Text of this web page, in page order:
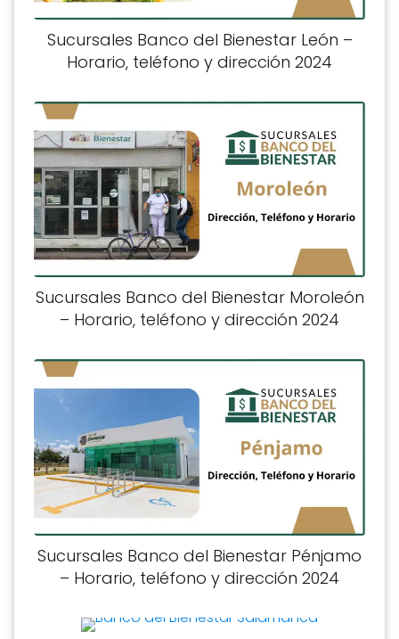
Sucursales Banco del Bienestar León –
Horario, teléfono y dirección 2024
Sucursales Banco del Bienestar Moroleón
– Horario, teléfono y dirección 2024
Sucursales Banco del Bienestar Pénjamo
– Horario, teléfono y dirección 2024